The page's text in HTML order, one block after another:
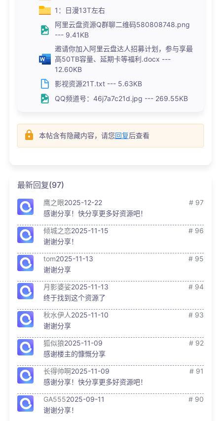
1：日漫13T左右
阿里云盘资源Q群聊二维码580808748.png
--- 9.41KB
邀请你加入阿里云盘达人招募计划，参与享最
高50TB容量、延期卡等福利.docx ---
12.60KB
影视资源21T.txt --- 5.63KB
QQ频道号：46j7a7c21d.jpg --- 269.55KB
本帖含有隐藏内容，请您回复后查看
最新回复(97)
鹰之眼2025-12-22
# 97
感谢分享！快分享更多好资源吧！
倾城之恋2025-11-15
# 96
谢谢分享！
tom2025-11-13
# 95
谢谢分享
月影婆娑2025-11-13
# 94
终于找到这个资源了
秋水伊人2025-11-10
# 93
谢谢分享
狐似狼2025-11-09
# 92
感谢楼主的慷慨分享
长得帅啊2025-11-09
# 91
感谢分享！快分享更多好资源吧！
GA5552025-09-11
# 90
谢谢分享！